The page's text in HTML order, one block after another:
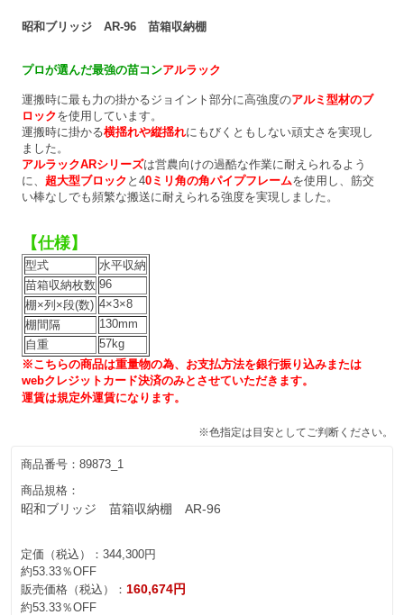
昭和ブリッジ AR-96 苗箱収納棚
プロが選んだ最強の苗コンアルラック
運搬時に最も力の掛かるジョイント部分に高強度のアルミ型材のブ
ロックを使用しています。
運搬時に掛かる横揺れや縦揺れにもびくともしない頑丈さを実現し
ました。
アルラックARシリーズは営農向けの過酷な作業に耐えられるよう
に、 超大型ブロック と40ミリ角の角パイプフレームを使用し、筋交
い棒なしでも頻繁な搬送に耐えられる強度を実現しました。
【仕様】
型式
水平収納
苗箱収納枚数 96
棚×列×段(数) 4×3×8
棚間隔
130mm
自重
57kg
※こちらの商品は重量物の為、お支払方法を銀行振り込みまたは
webクレジットカード決済のみとさせていただきます。
運賃は規定外運賃になります。
※色指定は目安としてご判断ください。
商品番号： 89873_1
商品規格：
昭和ブリッジ 苗箱収納棚 AR-96
定価（税込）： 344,300円
約53.33％OFF
販売価格（税込）： 160,674円
約53.33％OFF